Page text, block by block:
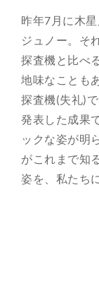
月を知ろう
月と遊ぼう
月・惑星へ
今日の月
昨年7月に木
ジュノー。そ
探査機と比べ
地味なことも
探査機(失礼)
発表した成果
ックな姿が明
がこれまで知
姿を、私たち